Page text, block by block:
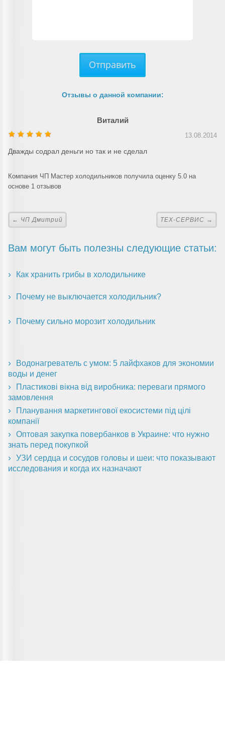
Отправить
Отзывы о данной компании:
Виталий
13.08.2014
Дважды содрал деньги но так и не сделал
Компания ЧП Мастер холодильников получила оценку 5.0 на
основе 1 отзывов
← ЧП Дмитрий ТЕХ-СЕРВИС →
Вам могут быть полезны следующие статьи:
Как хранить грибы в холодильнике
Почему не выключается холодильник?
Почему сильно морозит холодильник
Водонагреватель с умом: 5 лайфхаков для экономии
воды и денег
Пластикові вікна від виробника: переваги прямого
замовлення
Планування маркетингової екосистеми під цілі
компанії
Оптовая закупка повербанков в Украине: что нужно
знать перед покупкой
УЗИ сердца и сосудов головы и шеи: что показывают
исследования и когда их назначают